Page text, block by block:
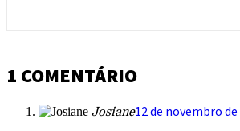
1 COMENTÁRIO
Josiane12 de novembro de